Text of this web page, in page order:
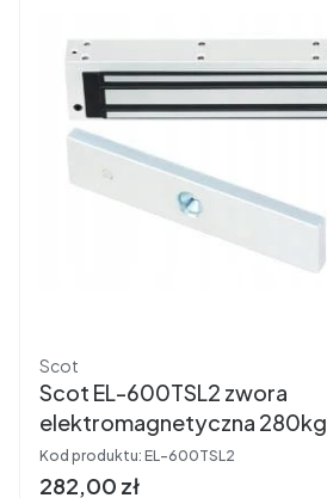
Producent
Scot
Scot EL-600TSL2 zwora
elektromagnetyczna 280kg
Kod produktu: EL-600TSL2
Cena brutto
282,00 zł